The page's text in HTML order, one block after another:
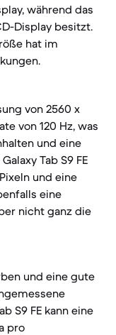
während das
Display besitzt.
hat im
von 2560 x
von 120 Hz, was
und eine
Tab S9 FE
und eine
eine
nicht ganz die
und eine gute
S9 FE kann eine
pro